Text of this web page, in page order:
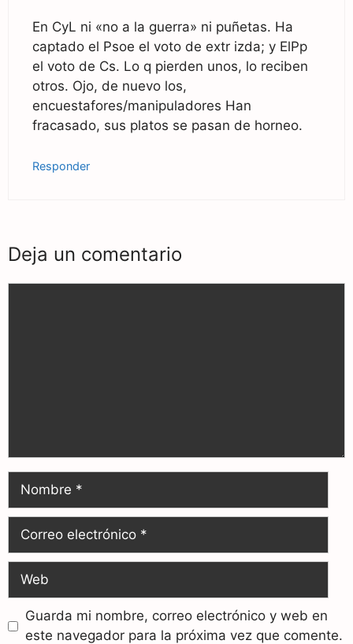
En CyL ni «no a la guerra» ni puñetas. Ha
captado el Psoe el voto de extr izda; y ElPp
el voto de Cs. Lo q pierden unos, lo reciben
otros. Ojo, de nuevo los,
encuestafores/manipuladores Han
fracasado, sus platos se pasan de horneo.
Responder
Deja un comentario
Guarda mi nombre, correo electrónico y web en
este navegador para la próxima vez que comente.